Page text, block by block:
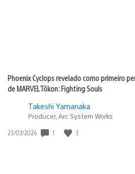
Phoenix Cyclops revelado como primeiro
de MARVEL Tōkon: Fighting Souls
Takeshi Yamanaka
Producer, Arc System Works
Data
23/07/2026 1 3